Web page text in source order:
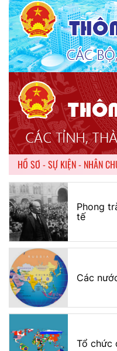
HỒ SƠ - SỰ KIỆN - NHÂN
Phong
tế
Các
Tổ chức